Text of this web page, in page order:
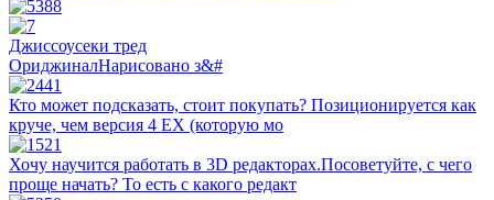
Джиссоусеки тред
ОриджиналНарисовано з&#
Кто может подсказать, стоит покупать? Позиционируется как
круче, чем версия 4 ЕХ (которую мо
Хочу научится работать в 3D редакторах.Посоветуйте, с чего
проще начать? То есть с какого редакт